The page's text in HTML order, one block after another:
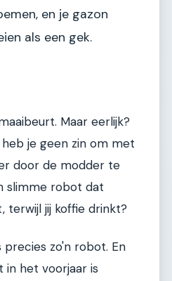
en je gazon
als een gek.
Maar eerlijk?
je geen zin om met
door de modder te
slimme robot dat
terwijl jij koffie drinkt?
precies zo'n robot. En
in het voorjaar is